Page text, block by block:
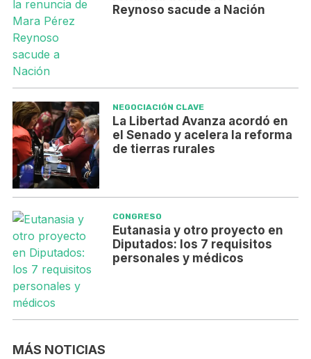
Reynoso sacude a Nación
NEGOCIACIÓN CLAVE
La Libertad Avanza acordó en
el Senado y acelera la reforma
de tierras rurales
CONGRESO
Eutanasia y otro proyecto en
Diputados: los 7 requisitos
personales y médicos
MÁS NOTICIAS